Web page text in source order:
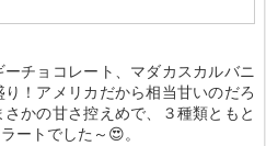
チョコレート、マダカスカルバニ
！アメリカだから相当甘いのだろ
かの甘さ控えめで、３種類ともと
ートでした～😍。